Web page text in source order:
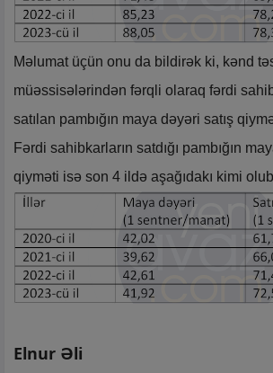
Məlumat üçün onu da bildirək ki, kənd
müəssisələrindən fərqli olaraq fərdi
satılan pambığın maya dəyəri satış
Fərdi sahibkarların satdığı pambığın
qiyməti isə son 4 ildə aşağıdakı kimi
Elnur Əli